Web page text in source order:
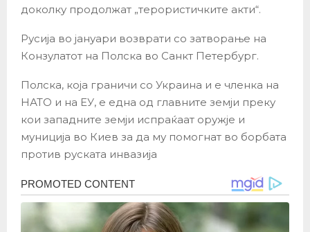
доколку продолжат „терористичките акти“.
Русија во јануари возврати со затворање на
Конзулатот на Полска во Санкт Петербург.
Полска, која граничи со Украина и е членка на
НАТО и на ЕУ, е една од главните земји преку
кои западните земји испраќаат оружје и
муниција во Киев за да му помогнат во борбата
против руската инвазија